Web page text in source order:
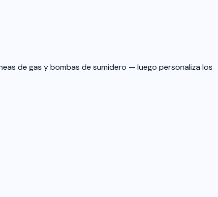
de gas y bombas de sumidero — luego personaliza los